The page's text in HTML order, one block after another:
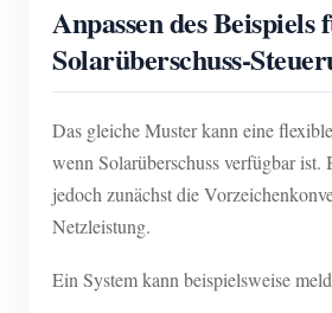
Anpassen des Beispiels
Solarüberschuss-
Das gleiche Muster kann eine
wenn Solarüberschuss verfügbar ist.
jedoch zunächst die
Netzleistung.
Ein System kann beispielsweise